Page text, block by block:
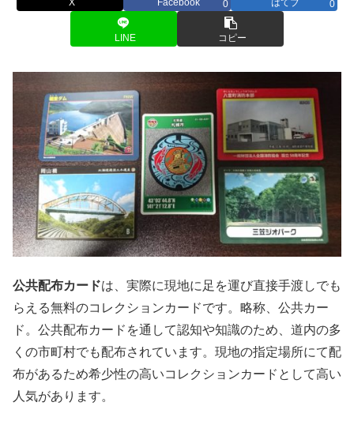
X Facebook 0 はてブ 0
LINE コピー
公共配布カードは、実際に現地に足を運び直接手渡しでも
らえる無料のコレクションカードです。略称、公共カー
ド。公共配布カードを通して認知や知識のため、道内の多
くの市町村でも配布されています。現地の指定場所にて配
布があるため希少性の高いコレクションカードとして高い
人気があります。